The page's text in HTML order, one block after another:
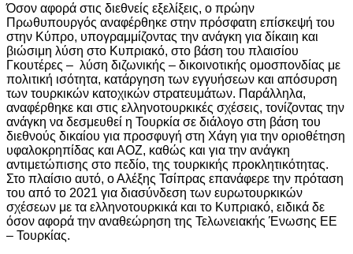
Όσον αφορά στις διεθνείς εξελίξεις, ο πρώην
Πρωθυπουργός αναφέρθηκε στην πρόσφατη επίσκεψή του
στην Κύπρο, υπογραμμίζοντας την ανάγκη για δίκαιη και
βιώσιμη λύση στο Κυπριακό, στο βάση του πλαισίου
Γκουτέρες – λύση διζωνικής – δικοινοτικής ομοσπονδίας με
πολιτική ισότητα, κατάργηση των εγγυήσεων και απόσυρση
των τουρκικών κατοχικών στρατευμάτων. Παράλληλα,
αναφέρθηκε και στις ελληνοτουρκικές σχέσεις, τονίζοντας την
ανάγκη να δεσμευθεί η Τουρκία σε διάλογο στη βάση του
διεθνούς δικαίου για προσφυγή στη Χάγη για την οριοθέτηση
υφαλοκρηπίδας και ΑΟΖ, καθώς και για την ανάγκη
αντιμετώπισης στο πεδίο, της τουρκικής προκλητικότητας.
Στο πλαίσιο αυτό, ο Αλέξης Τσίπρας επανάφερε την πρόταση
του από το 2021 για διασύνδεση των ευρωτουρκικών
σχέσεων με τα ελληνοτουρκικά και το Κυπριακό, ειδικά δε
όσον αφορά την αναθεώρηση της Τελωνειακής Ένωσης ΕΕ
– Τουρκίας.